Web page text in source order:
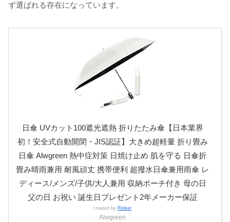
ず選ばれる存在になっています。
日傘 UVカット100遮光遮熱 折りたたみ傘【日本業界
初！安全式自動開閉・JIS認証】大きめ超軽量 折り畳み
日傘 Alwgreen 熱中症対策 日焼け止め 肌を守る 日傘折
畳み晴雨兼用 耐風頑丈 携帯便利 超撥水日傘兼用雨傘 レ
ディース/メンズ/子供/大人兼用 収納ポーチ付き 母の日
父の日 お祝い 誕生日プレゼント2年メーカー保証
created by Rinker
Alwgreen